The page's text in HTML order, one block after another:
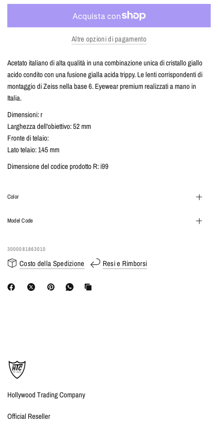
Altre opzioni di pagamento
Acetato italiano di alta qualità in una combinazione unica di cristallo giallo
acido condito con una fusione gialla acida trippy. Le lenti corrispondenti di
montaggio di Zeiss nella base 6. Eyewear premium realizzati a mano in
Italia.
Dimensioni: r
Larghezza dell'obiettivo: 52 mm
Fronte di telaio:
Lato telaio: 145 mm
Dimensione del codice prodotto R: i99
Color
Model Code
3000081863010
Costo della Spedizione Resi e Rimborsi
Hollywood Trading Company
Official Reseller